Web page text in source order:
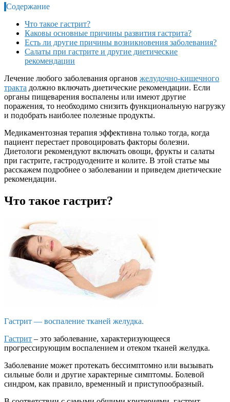
Содержание
Что такое гастрит?
Каковы основные причины развития гастрита?
Есть ли другие причины возникновения заболевания?
Салаты при гастрите и другие диетические
рекомендации
Лечение любого заболевания органов желудочно-кишечного
тракта должно включать диетические рекомендации. Если
органы пищеварения воспалены или имеют другие
поражения, то необходимо снизить функциональную нагрузку
и подобрать наиболее полезные продукты.
Медикаментозная терапия эффективна только тогда, когда
пациент перестает провоцировать факторы болезни.
Диетологи рекомендуют включать овощи, фрукты и салаты
при гастрите, гастродуодените и колите. В этой статье мы
расскажем подробнее о заболевании и приведем диетические
рекомендации.
Что такое гастрит?
Гастрит — воспаление тканей желудка.
Гастрит – это заболевание, характеризующееся
прогрессирующим воспалением и отеком тканей желудка.
Заболевание может протекать бессимптомно или вызывать
сильные боли и другие характерные симптомы. Болевой
синдром, как правило, временный и приступообразный.